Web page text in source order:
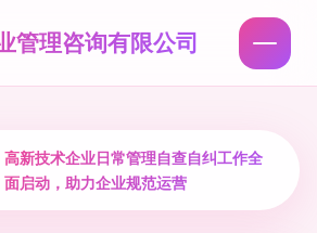
管理咨询有限公司
高新技术企业日常管理自查自纠工作全
面启动，助力企业规范运营